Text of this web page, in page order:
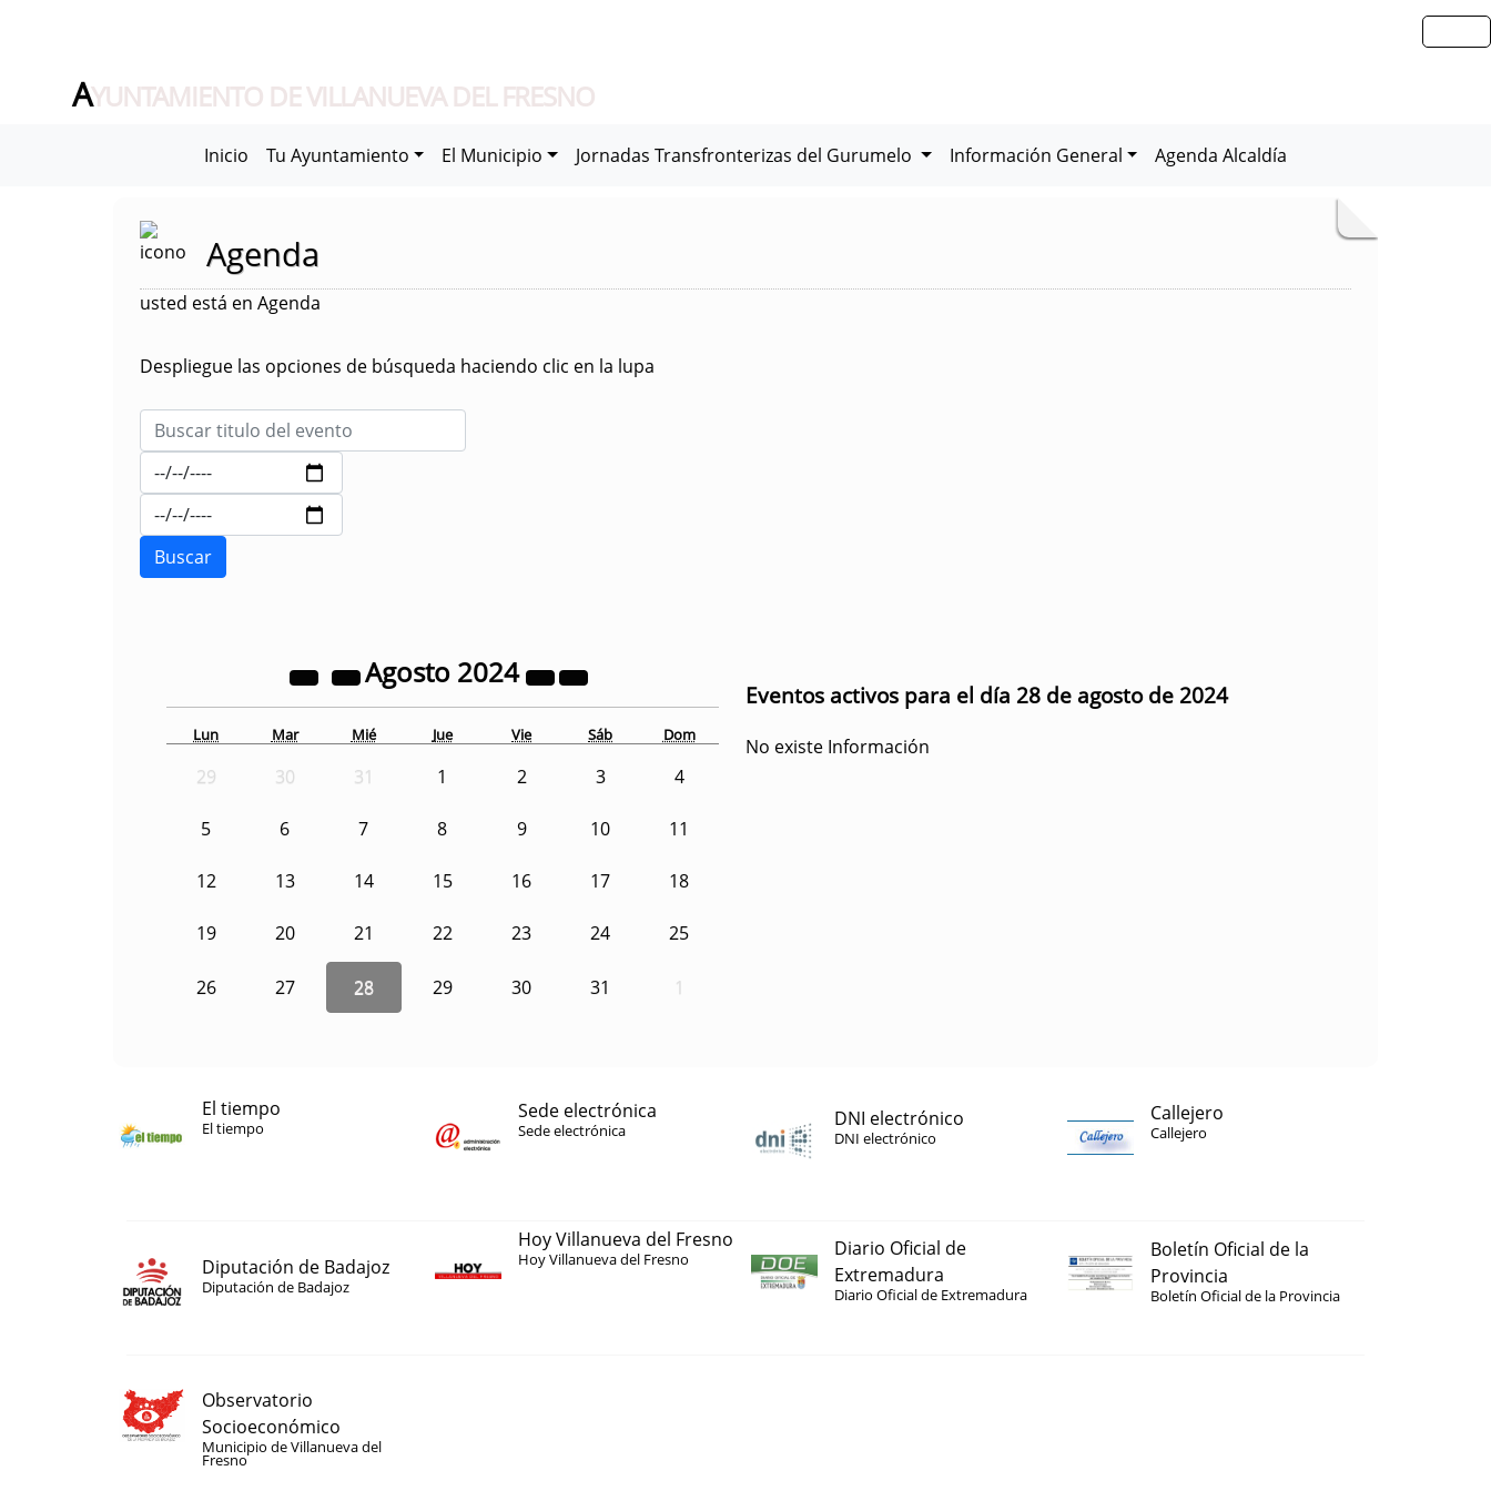
AYUNTAMIENTO DE VILLANUEVA DEL FRESNO
Inicio Tu Ayuntamiento El Municipio Jornadas Transfronterizas del Gurumelo Información General Agenda Alcaldía
Agenda
usted está en Agenda
Despliegue las opciones de búsqueda haciendo clic en la lupa
Agosto 2024
Lun Mar Mié Jue Vie Sáb Dom
29 30 31 1 2 3 4
5 6 7 8 9 10 11
12 13 14 15 16 17 18
19 20 21 22 23 24 25
26 27 28 29 30 31 1
Eventos activos para el día 28 de agosto de 2024
No existe Información
El tiempo
El tiempo
Sede electrónica
Sede electrónica DNI electrónico
DNI electrónico
Callejero
Callejero
Diputación de Badajoz
Diputación de Badajoz
Hoy Villanueva del Fresno
Hoy Villanueva del Fresno
Diario Oficial de
Extremadura
Diario Oficial de Extremadura
Boletín Oficial de la
Provincia
Boletín Oficial de la Provincia
Observatorio
Socioeconómico
Municipio de Villanueva del
Fresno